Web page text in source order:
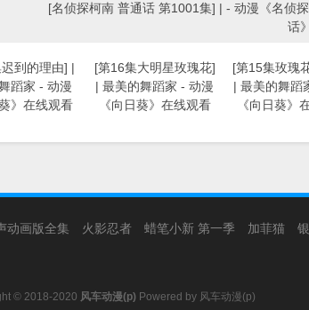
[名侦探柯南 普通话 第1001集] | - 动漫《名侦
话
到的理由] |
蹈家 - 动漫
》在线观看
[第16集大明星玫瑰花]
| 最美的舞蹈家 - 动漫
《向日葵》在线观看
[第15集玫瑰
| 最美的舞蹈
《向日葵》
动画版全集 火影忍者 蜡笔小新 第一季 加菲猫
© 2018-2020 风车动漫(p) Powered by 风车动漫(p)